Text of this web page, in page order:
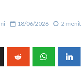
18/06/2026 2 menit